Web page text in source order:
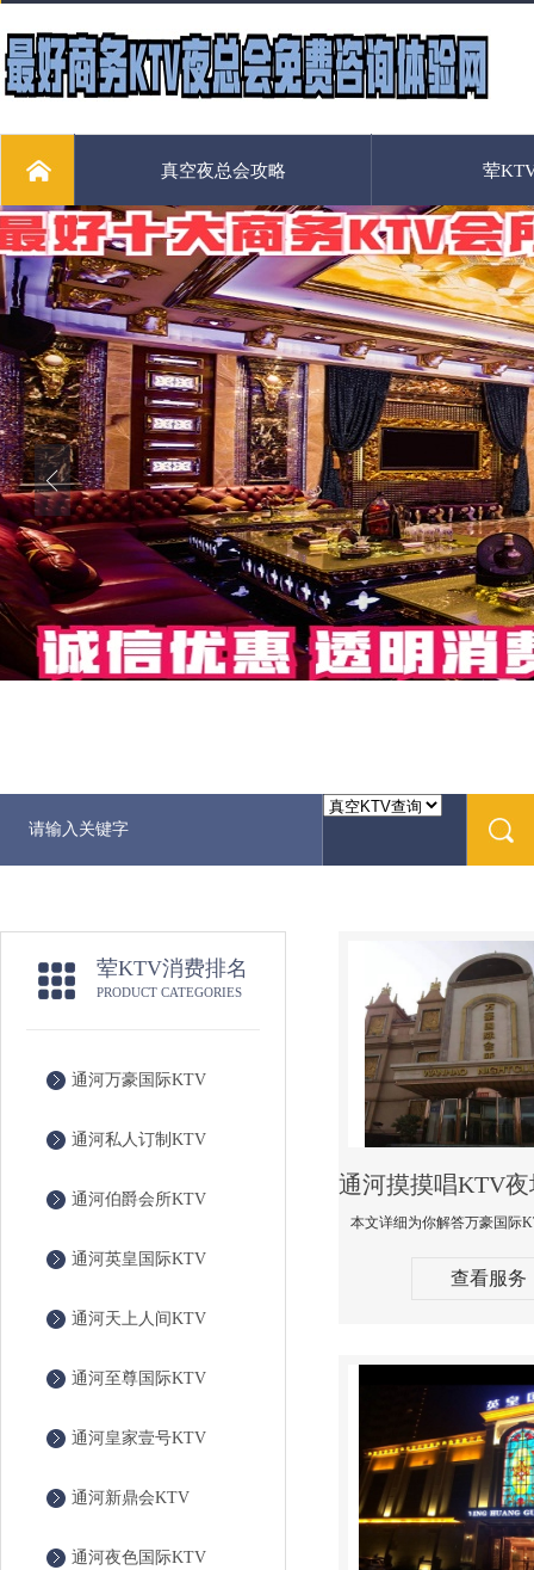
真空夜总会攻略 荤
荤KTV消费排名
PRODUCT CATEGORIES
通河万豪国际KTV
通河私人订制KTV
通河伯爵会所KTV
通河英皇国际KTV
通河天上人间KTV
通河至尊国际KTV
通河皇家壹号KTV
通河新鼎会KTV
通河夜色国际KTV
查看服务